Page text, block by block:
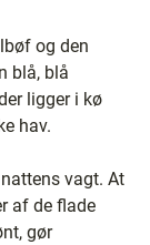
og den
blå, blå
ligger i kø
hav.
vagt. At
af de flade
gør